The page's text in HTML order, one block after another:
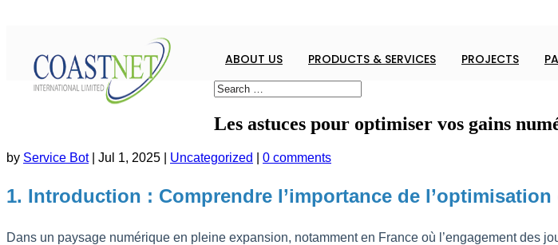
ABOUT US PRODUCTS & SERVICES PROJECTS
Les astuces pour optimiser vos gains
by Service Bot| Jul 1, 2025 Uncategorized 0 comments
1. Introduction : Comprendre l’importance de
Dans un paysage numérique en pleine expansion, notamment en France où l’engagement des